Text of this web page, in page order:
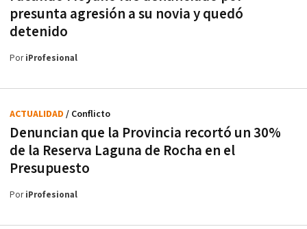
presunta agresión a su novia y quedó
detenido
PoriProfesional
Denuncian que la Provincia recortó un 30%
de la Reserva Laguna de Rocha en el
Presupuesto
ACTUALIDAD / Conflicto
PoriProfesional